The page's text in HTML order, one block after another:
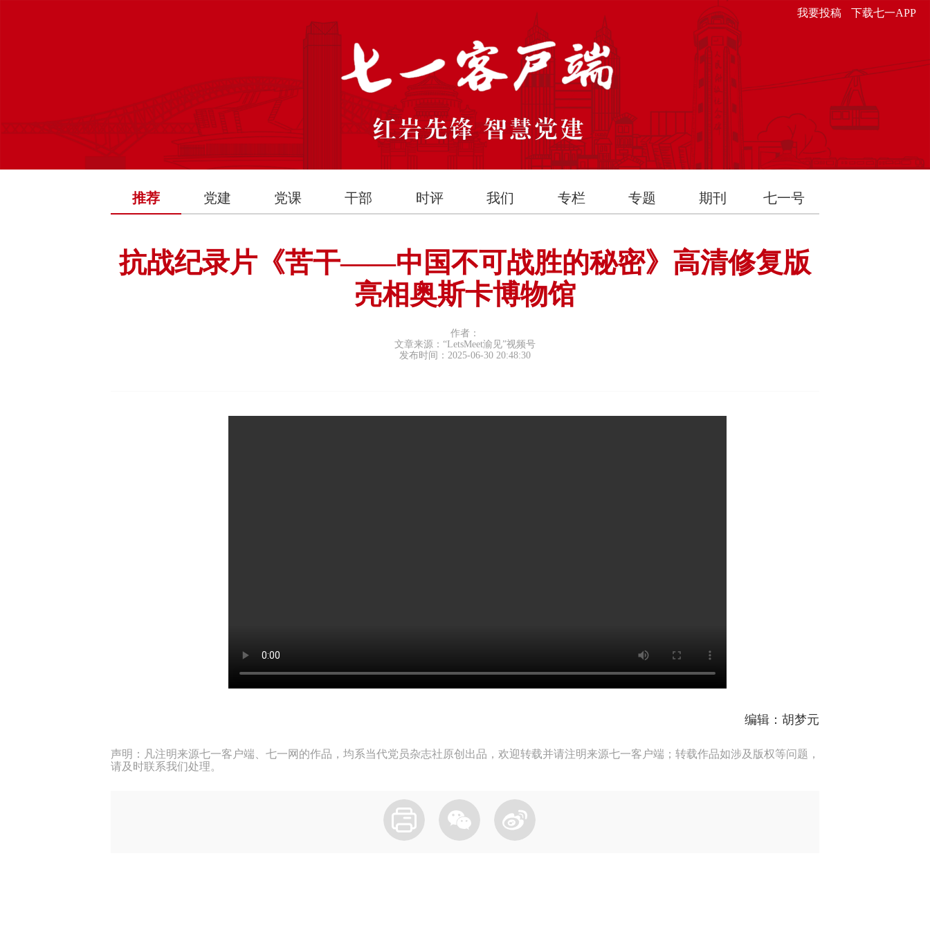
我要投稿 下载七一APP
推荐 党建 党课 干部 时评 我们 专栏 专题 期刊 七一号
抗战纪录片《苦干——中国不可战胜的秘密》高清修复版
亮相奥斯卡博物馆
作者：
文章来源：“LetsMeet渝见”视频号
发布时间：2025-06-30 20:48:30
编辑：胡梦元
声明：凡注明来源七一客户端、七一网的作品，均系当代党员杂志社原创出品，欢迎转载并请注明来源七一客户端；转载作品如涉及版权等问题，
请及时联系我们处理。